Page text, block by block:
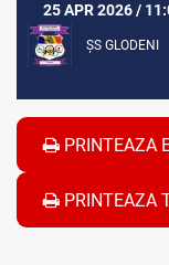
25 APR 2026 /
ȘS GLODENI
PRINTEAZA
PRINTEAZA